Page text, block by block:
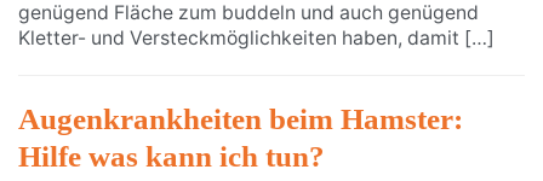
genügend Fläche zum buddeln und auch genügend
Kletter- und Versteckmöglichkeiten haben, damit […]
Augenkrankheiten beim Hamster:
Hilfe was kann ich tun?